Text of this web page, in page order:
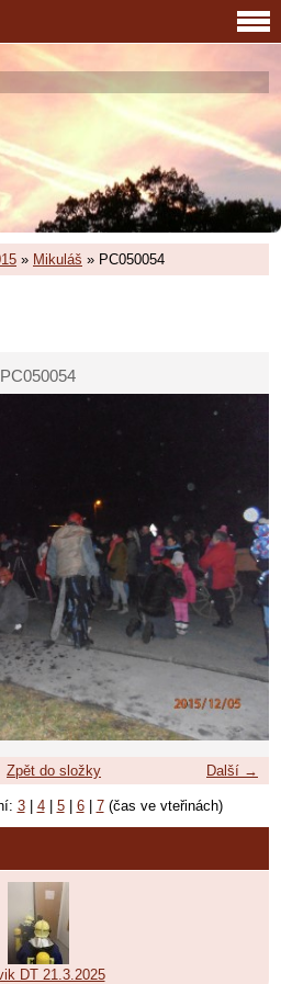
» Mikuláš » PC050054
PC050054
Další →
Zpět do složky
3| 4| 5| 6| 7(čas ve vteřinách)
DT 21.3.2025